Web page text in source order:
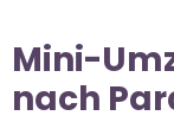
Mini-
nach